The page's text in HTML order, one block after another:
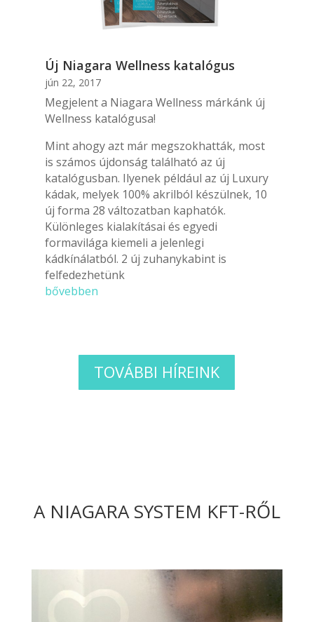
Új Niagara Wellness katalógus
jún 22, 2017
Megjelent a Niagara Wellness márkánk új
Wellness katalógusa!
Mint ahogy azt már megszokhatták, most
is számos újdonság található az új
katalógusban. Ilyenek például az új Luxury
kádak, melyek 100% akrilból készülnek, 10
új forma 28 változatban kaphatók.
Különleges kialakításai és egyedi
formavilága kiemeli a jelenlegi
kádkínálatból. 2 új zuhanykabint is
felfedezhetünk
bővebben
TOVÁBBI HÍREINK
A NIAGARA SYSTEM KFT-RŐL